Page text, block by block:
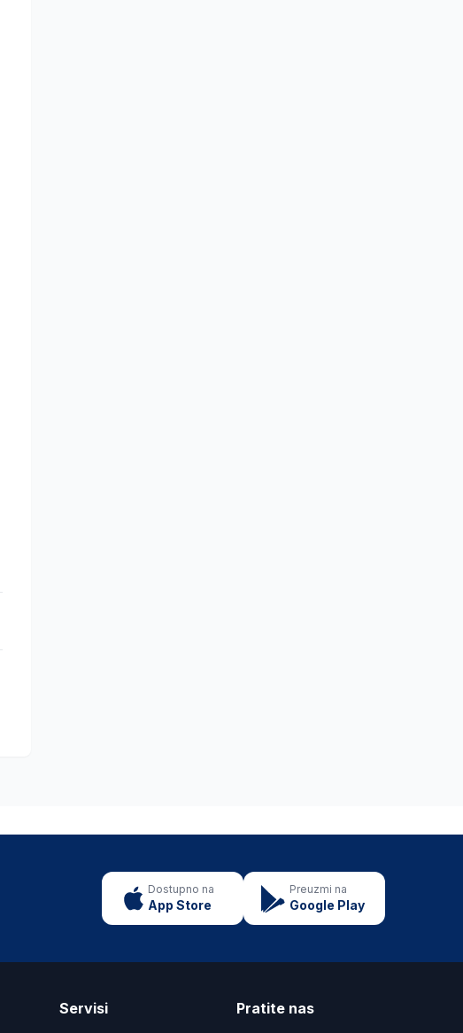
Dostupno na
App Store
Preuzmi na
Google Play
Servisi Pratite nas